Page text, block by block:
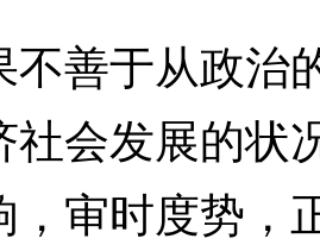
于从政治
社会发展的状
，审时度势，